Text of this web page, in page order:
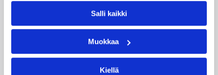
Salli kaikki
Muokkaa
Kiellä
keskinäisissä kohtaamisissa on merkittävä ero:
joensuulaiset ovat säkittäneet kakkosensa 54,4%
onnistumisprosentilla salolaisten tarkkuuden
ollessa 39,9%. Kaikissa muissa kategorioissa
joukkueet olivat suhteellisen tasaisia
keskinäisissä peleissä.